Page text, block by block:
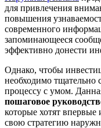
для привлечения
повышения
современного
запоминающееся
эффективно донести
Однако, чтобы
необходимо
процессу с умом.
пошаговое
которые хотят впервые
свою стратегию